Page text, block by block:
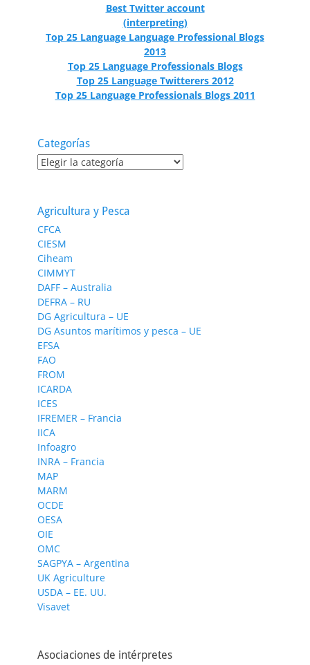
Best Twitter account
(interpreting)
Top 25 Language Language Professional Blogs
2013
Top 25 Language Professionals Blogs
Top 25 Language Twitterers 2012
Top 25 Language Professionals Blogs 2011
Categorías
Categorías
Agricultura y Pesca
CFCA
CIESM
Ciheam
CIMMYT
DAFF – Australia
DEFRA – RU
DG Agricultura – UE
DG Asuntos marítimos y pesca – UE
EFSA
FAO
FROM
ICARDA
ICES
IFREMER – Francia
IICA
Infoagro
INRA – Francia
MAP
MARM
OCDE
OESA
OIE
OMC
SAGPYA – Argentina
UK Agriculture
USDA – EE. UU.
Visavet
Asociaciones de intérpretes